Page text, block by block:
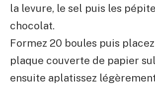
la levure, le sel puis les
chocolat.
Formez 20 boules puis
plaque couverte de papier
ensuite aplatissez